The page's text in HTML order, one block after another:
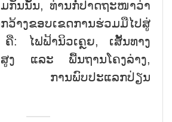
ກັນນັ້ນ, ທ່ານກໍ່ປາດຖະໜາວ່າ
ວ້າງຂອບເຂດການຮ່ວມມືໄປສູ່
ຄື: ໄຟຟ້ານິວເຄຼຍ, ເສັ້ນທາງ
ສູງ ແລະ ພື້ນຖານໂຄງລ່າງ,
ວ, ການພົບປະແລກປ່ຽນ